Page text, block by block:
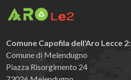
Comune Capofila dell'Aro Lecce 2:
Comune di Melendugno
Piazza Risorgimento 24